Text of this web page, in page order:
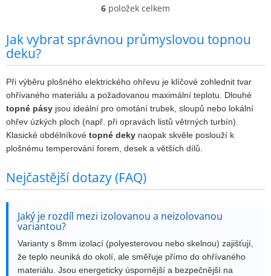
O
l
á
a
c
í
p
r
v
k
y
ý
p
u
6 položek celkem
Jak vybrat správnou průmyslovou topnou
deku?
Při výběru plošného elektrického ohřevu je klíčové zohlednit tvar
ohřívaného materiálu a požadovanou maximální teplotu. Dlouhé
topné pásy jsou ideální pro omotání trubek, sloupů nebo lokální
ohřev úzkých ploch (např. při opravách listů větrných turbín).
Klasické obdélníkové topné deky naopak skvěle poslouží k
plošnému temperování forem, desek a větších dílů.
Nejčastější dotazy (FAQ)
Jaký je rozdíl mezi izolovanou a neizolovanou
variantou?
Varianty s 8mm izolací (polyesterovou nebo skelnou) zajišťují,
že teplo neuniká do okolí, ale směřuje přímo do ohřívaného
materiálu. Jsou energeticky úspornější a bezpečnější na